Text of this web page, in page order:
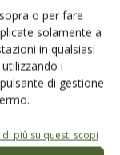
o per fare
solamente a
in qualsiasi
i
di gestione
di più su questi scopi
Via Eritrea 21 -
Registro delle
Precedentemente